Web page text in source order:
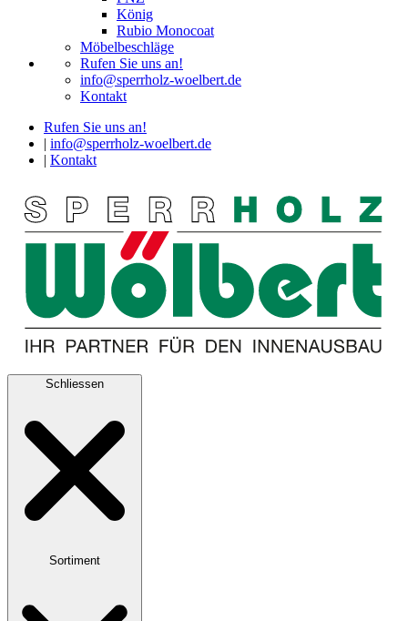
König
Rubio Monocoat
Möbelbeschläge
Rufen Sie uns an!
info@sperrholz-woelbert.de
Kontakt
Rufen Sie uns an!
info@sperrholz-woelbert.de
Kontakt
Schliessen
Sortiment